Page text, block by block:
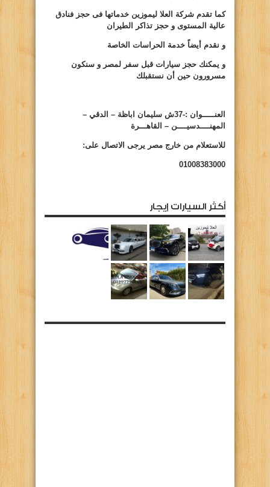
كما تقدم شركة العلا ليموزين خدماتها فى حجز فنادق
عالية المستوى و حجز تذاكر
الطيران
و نقدم أيضاً خدمة الحراسات الخاصة
و يمكنك حجز سيارات قبل سفر لمصر و سنكون
مسرورون حين أن نستقبلك
العنـــــوان :-37ش سليمان اباظة – الدقي –
المهنــــدسيــــن – القاهـــرة
للاستعلام من خارج مصر يرجى الاتصال على:
01008383000
أكثر السيارات إيجار